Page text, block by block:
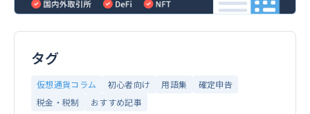
タグ
仮想通貨コラム 初心者向け 用語集
確定申告
税金・税制
おすすめ記事